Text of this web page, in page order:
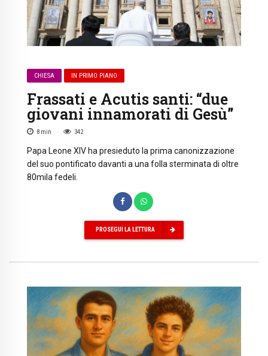
CHIESA IN PRIMO PIANO
Frassati e Acutis santi: “due
giovani innamorati di Gesù”
8 min 342
Papa Leone XIV ha presieduto la prima canonizzazione
del suo pontificato davanti a una folla sterminata di oltre
80mila fedeli.
PROSEGUI LA LETTURA